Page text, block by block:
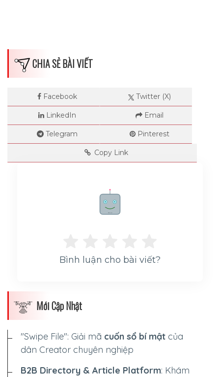
CHIA SẺ BÀI VIẾT
Facebook Twitter (X)
LinkedIn Email
Telegram Pinterest
Copy Link
Bình luận cho bài viết?
Mới Cập Nhật
"Swipe File": Giải mã cuốn sổ bí mật của
dân Creator chuyên nghiệp
B2B Directory & Article Platform: Khám